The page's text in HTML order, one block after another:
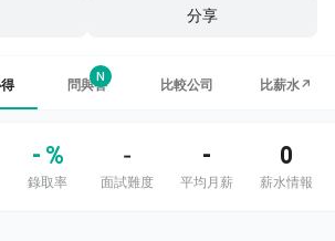
分享
問與答
N
比較公司 比薪水↗
- %
錄取率
-
面試難度
-
平均月薪
0
薪水情報